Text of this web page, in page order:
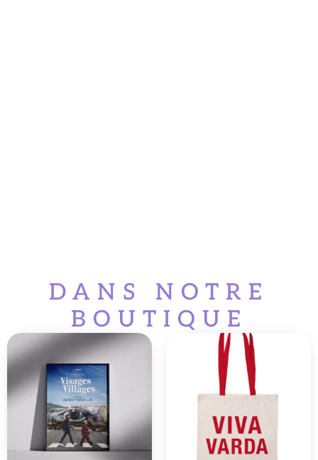
DANS NOTRE
BOUTIQUE